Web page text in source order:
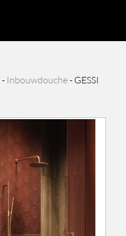
- Inbouwdouche- GESSI